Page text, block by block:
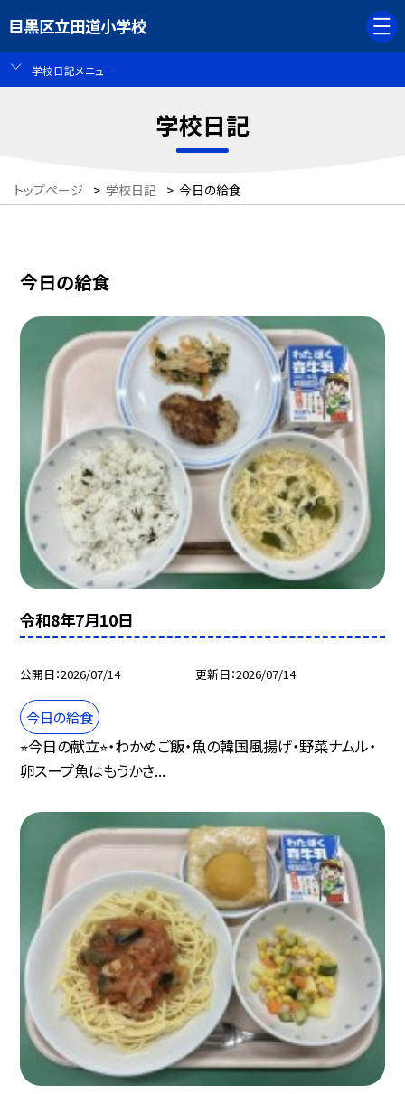
目黒区立田道小学校
学校日記メニュー
学校日記
トップページ > 学校日記 > 今日の給食
今日の給食
令和8年7月10日
公開日 2026/07/14 更新日 2026/07/14
今日の給食
⭐︎今日の献立⭐︎・わかめご飯・魚の韓国風揚げ・野菜ナムル・
卵スープ魚はもうかさ...